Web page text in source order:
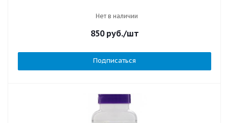
Нет в наличии
850руб./шт
Подписаться